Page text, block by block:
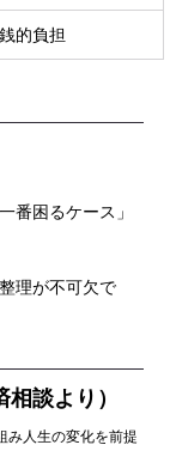
的負担
番困るケース」
理が不可欠で
談より）
み人生の変化を前提